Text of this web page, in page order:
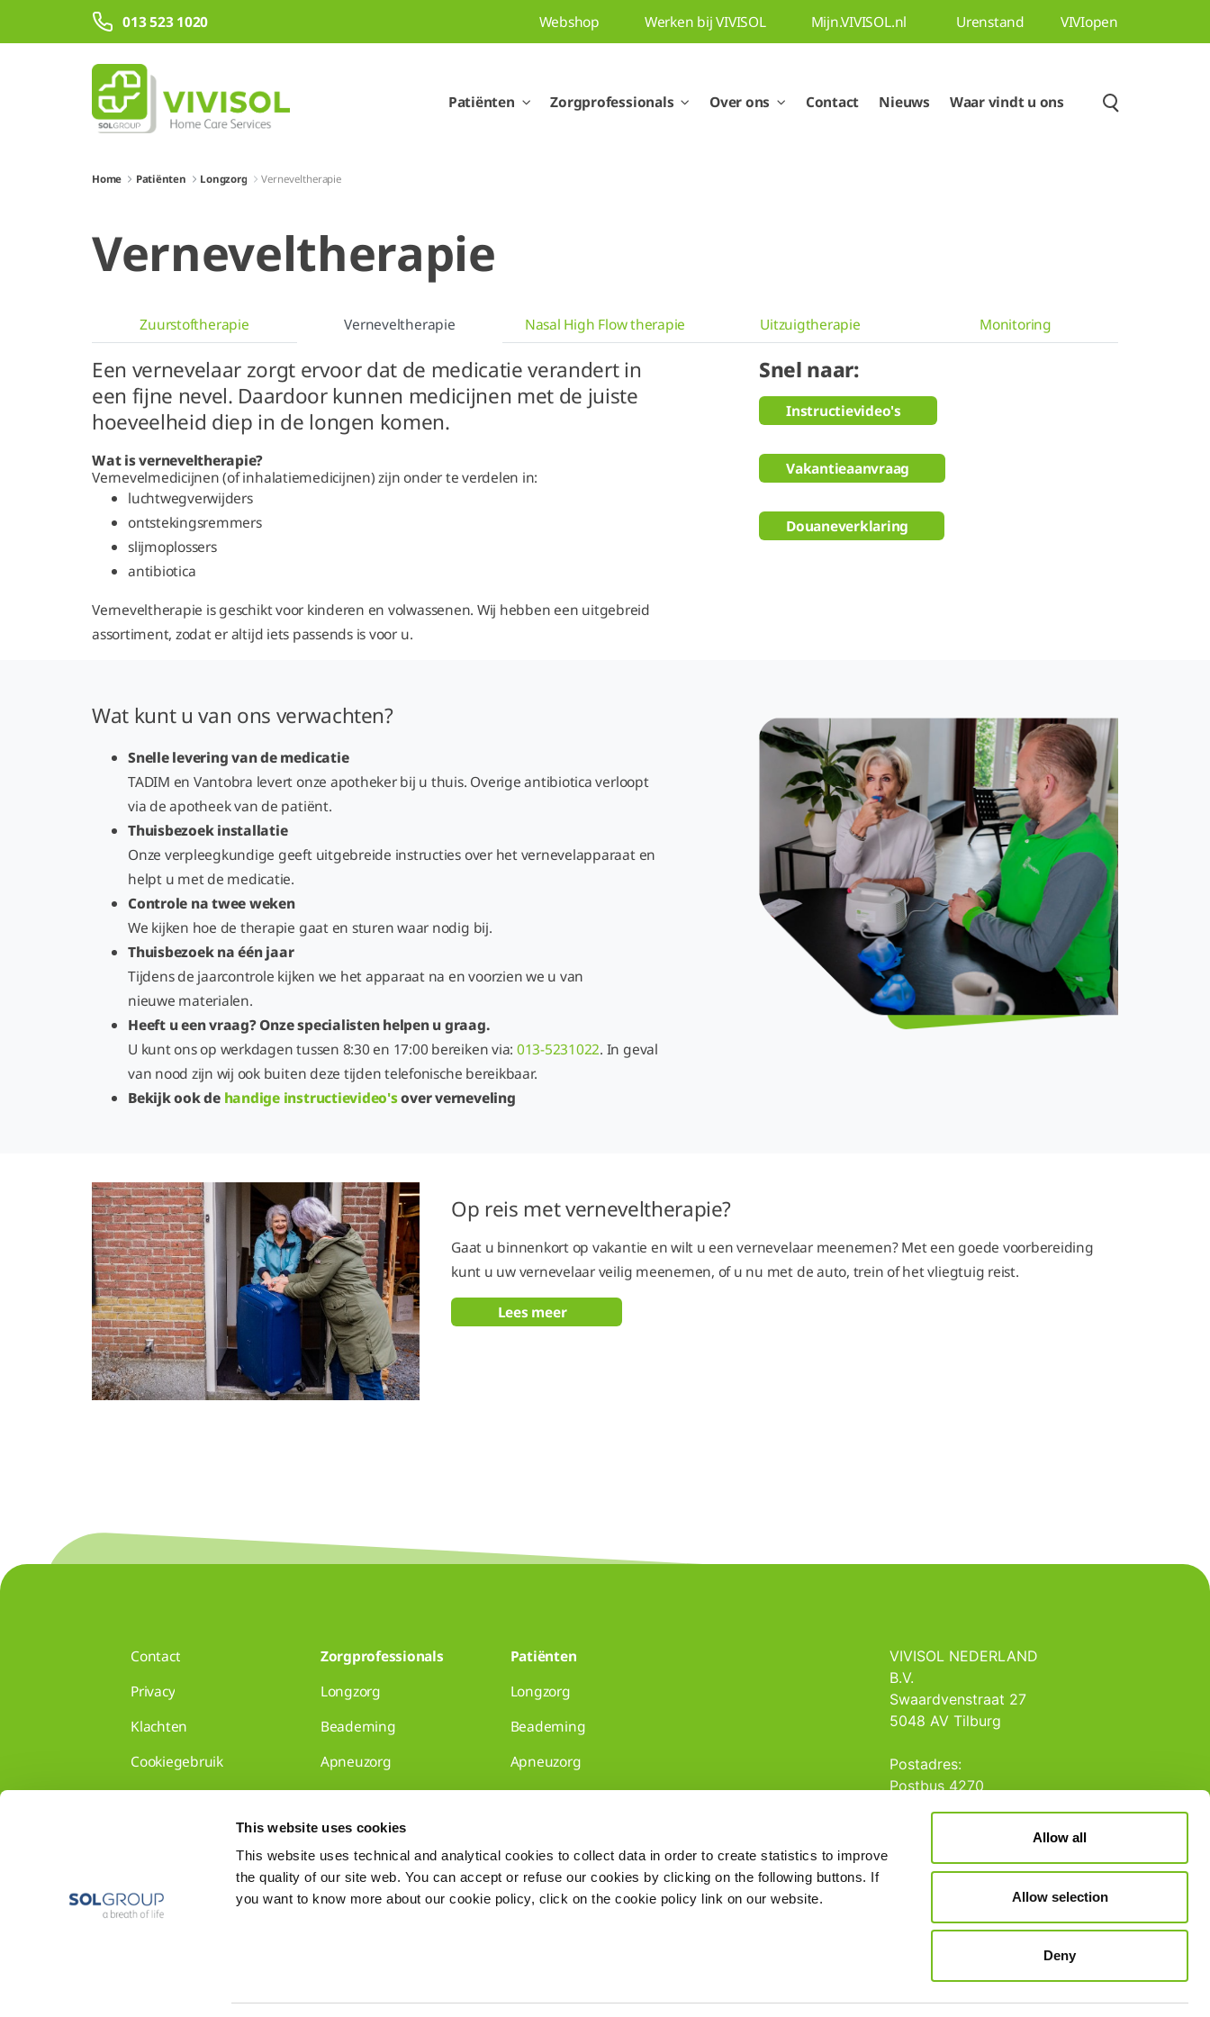
This website uses cookies
This website uses technical and analytical cookies to collect data in order to create statistics to improve
the quality of our site web. You can accept or refuse our cookies by clicking on the following buttons. If
you want to know more about our cookie policy, click on the cookie policy link on our website.
Allow all
Allow selection
Deny
Skip to Main Content013 523 1020 Webshop Werken bij VIVISOL Mijn.VIVISOL.nl Urenstand VIVIopen
Patiënten Zorgprofessionals Over ons Contact Nieuws Waar vindt u ons
Home Patiënten Longzorg Verneveltherapie
Verneveltherapie
Zuurstoftherapie Verneveltherapie Nasal High Flow therapie Uitzuigtherapie Monitoring
Een vernevelaar zorgt ervoor dat de medicatie verandert in
een fijne nevel. Daardoor kunnen medicijnen met de juiste
hoeveelheid diep in de longen komen.
Wat is verneveltherapie?
Vernevelmedicijnen (of inhalatiemedicijnen) zijn onder te verdelen in:
luchtwegverwijders
ontstekingsremmers
slijmoplossers
antibiotica
Verneveltherapie is geschikt voor kinderen en volwassenen. Wij hebben een uitgebreid
assortiment, zodat er altijd iets passends is voor u.
Snel naar:
Instructievideo's
Vakantieaanvraag
Douaneverklaring
Wat kunt u van ons verwachten?
Snelle levering van de medicatie
TADIM en Vantobra levert onze apotheker bij u thuis. Overige antibiotica verloopt
via de apotheek van de patiënt.
Thuisbezoek installatie
Onze verpleegkundige geeft uitgebreide instructies over het vernevelapparaat en
helpt u met de medicatie.
Controle na twee weken
We kijken hoe de therapie gaat en sturen waar nodig bij.
Thuisbezoek na één jaar
Tijdens de jaarcontrole kijken we het apparaat na en voorzien we u van
nieuwe materialen.
Heeft u een vraag? Onze specialisten helpen u graag.
U kunt ons op werkdagen tussen 8:30 en 17:00 bereiken via: 013-5231022. In geval
van nood zijn wij ook buiten deze tijden telefonische bereikbaar.
Bekijk ook de handige instructievideo'sover verneveling
Op reis met verneveltherapie?
Gaat u binnenkort op vakantie en wilt u een vernevelaar meenemen? Met een goede voorbereiding
kunt u uw vernevelaar veilig meenemen, of u nu met de auto, trein of het vliegtuig reist.
Lees meer
Contact
Privacy
Klachten
Cookiegebruik
Disclaimer
Zorgprofessionals
Longzorg
Beademing
Apneuzorg
Voor huisartsenpraktijken
Disclaimer
Patiënten
Longzorg
Beademing
Apneuzorg
VIVISOL NEDERLAND
B.V.
Swaardvenstraat 27
5048 AV Tilburg
Postadres:
Postbus 4270
5004 JG Tilburg
E-mail: info@vivisol.nl